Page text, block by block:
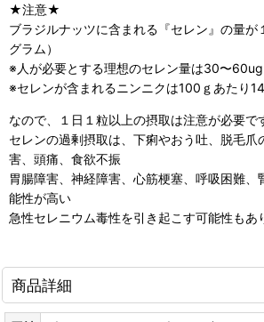
★注意★
ブラジルナッツに含まれる『セレン』の量が
グラム）
※人が必要とする理想のセレン量は30〜60ug
※セレンが含まれるニンニクは100ｇあたり
なので、１日１粒以上の摂取は注意が必要で
セレンの過剰摂取は、下痢やおう吐、脱毛爪
害、頭痛、食欲不振
胃腸障害、神経障害、心筋梗塞、呼吸困難、
能性が高い
急性セレニウム毒性を引き起こす可能性もあ
商品詳細